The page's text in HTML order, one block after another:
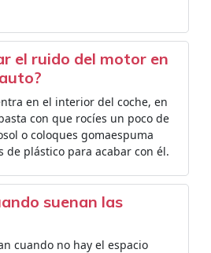
el ruido del motor en
en el interior del coche, en
con que rocíes un poco de
o coloques gomaespuma
de plástico para acabar con él.
suenan las
cuando no hay el espacio